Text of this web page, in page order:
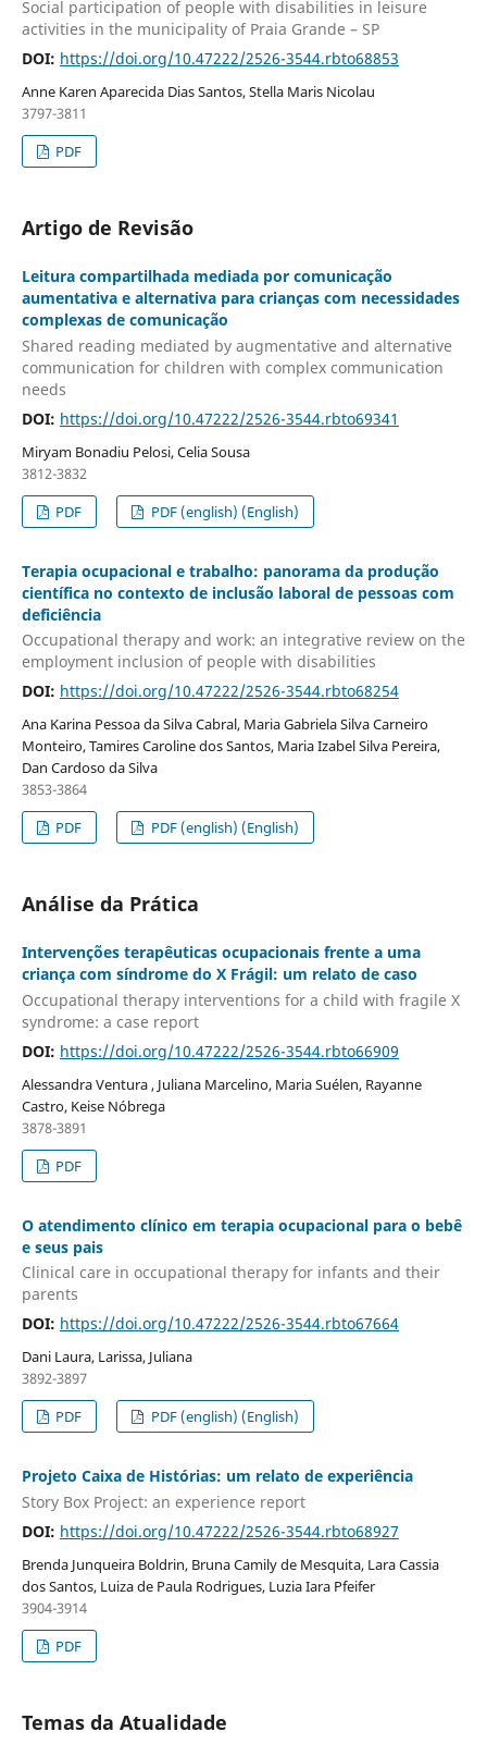
Social participation of people with disabilities in leisure
activities in the municipality of Praia Grande – SP
DOI: https://doi.org/10.47222/2526-3544.rbto68853
Anne Karen Aparecida Dias Santos, Stella Maris Nicolau
3797-3811
PDF
Artigo de Revisão
Leitura compartilhada mediada por comunicação
aumentativa e alternativa para crianças com necessidades
complexas de comunicação
Shared reading mediated by augmentative and alternative
communication for children with complex communication
needs
DOI: https://doi.org/10.47222/2526-3544.rbto69341
Miryam Bonadiu Pelosi, Celia Sousa
3812-3832
PDF
PDF (english) (English)
Terapia ocupacional e trabalho: panorama da produção
científica no contexto de inclusão laboral de pessoas com
deficiência
Occupational therapy and work: an integrative review on the
employment inclusion of people with disabilities
DOI: https://doi.org/10.47222/2526-3544.rbto68254
Ana Karina Pessoa da Silva Cabral, Maria Gabriela Silva Carneiro
Monteiro, Tamires Caroline dos Santos, Maria Izabel Silva Pereira,
Dan Cardoso da Silva
3853-3864
PDF
PDF (english) (English)
Análise da Prática
Intervenções terapêuticas ocupacionais frente a uma
criança com síndrome do X Frágil: um relato de caso
Occupational therapy interventions for a child with fragile X
syndrome: a case report
DOI: https://doi.org/10.47222/2526-3544.rbto66909
Alessandra Ventura , Juliana Marcelino, Maria Suélen, Rayanne
Castro, Keise Nóbrega
3878-3891
PDF
O atendimento clínico em terapia ocupacional para o bebê
e seus pais
Clinical care in occupational therapy for infants and their
parents
DOI: https://doi.org/10.47222/2526-3544.rbto67664
Dani Laura, Larissa, Juliana
3892-3897
PDF
PDF (english) (English)
Projeto Caixa de Histórias: um relato de experiência
Story Box Project: an experience report
DOI: https://doi.org/10.47222/2526-3544.rbto68927
Brenda Junqueira Boldrin, Bruna Camily de Mesquita, Lara Cassia
dos Santos, Luiza de Paula Rodrigues, Luzia Iara Pfeifer
3904-3914
PDF
Temas da Atualidade